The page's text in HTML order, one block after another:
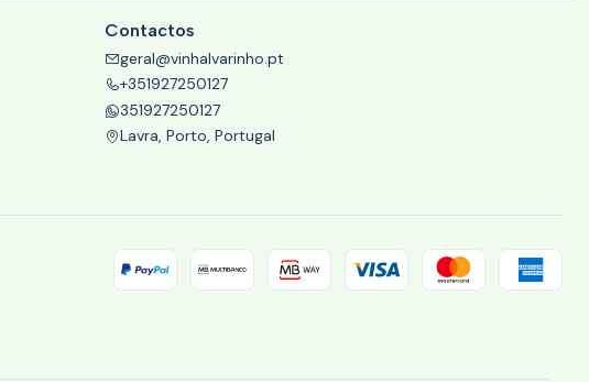
Contactos
geral@vinhalvarinho.pt
+351927250127
351927250127
Lavra, Porto, Portugal